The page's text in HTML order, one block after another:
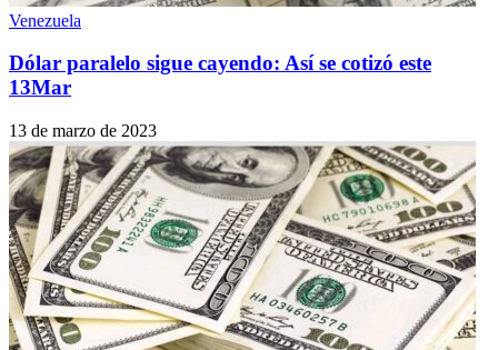
Venezuela
Dólar paralelo sigue cayendo: Así se cotizó este
13Mar
13 de marzo de 2023